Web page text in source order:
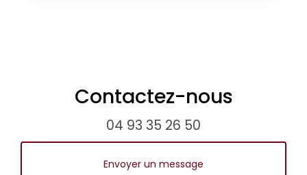
Contactez-nous
04 93 35 26 50
Envoyer un message